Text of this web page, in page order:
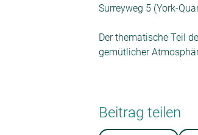
Surreyweg 5 (York-
Der thematische Teil
gemütlicher
Beitrag teilen